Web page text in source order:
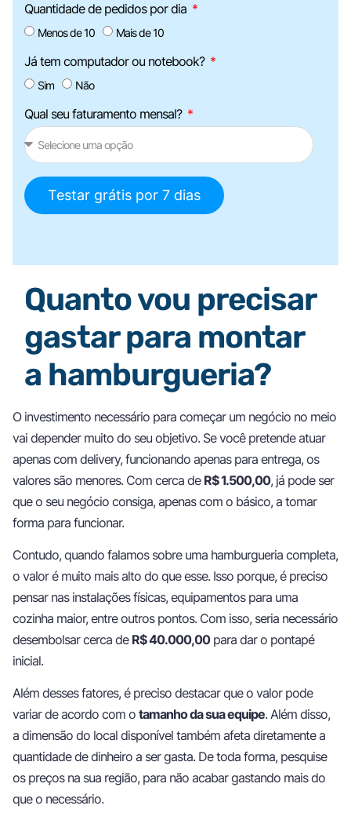
Quantidade de pedidos por dia
Menos de 10 Mais de 10
Já tem computador ou notebook?
Sim Não
Qual seu faturamento mensal?
Testar grátis por 7 dias
Quanto vou precisar
gastar para montar
a hamburgueria?
O investimento necessário para começar um negócio no meio
vai depender muito do seu objetivo. Se você pretende atuar
apenas com delivery, funcionando apenas para entrega, os
valores são menores. Com cerca de R$ 1.500,00, já pode ser
que o seu negócio consiga, apenas com o básico, a tomar
forma para funcionar.
Contudo, quando falamos sobre uma hamburgueria completa,
o valor é muito mais alto do que esse. Isso porque, é preciso
pensar nas instalações físicas, equipamentos para uma
cozinha maior, entre outros pontos. Com isso, seria necessário
desembolsar cerca de R$ 40.000,00para dar o pontapé
inicial.
Além desses fatores, é preciso destacar que o valor pode
variar de acordo com o tamanho da sua equipe. Além disso,
a dimensão do local disponível também afeta diretamente a
quantidade de dinheiro a ser gasta. De toda forma, pesquise
os preços na sua região, para não acabar gastando mais do
que o necessário.